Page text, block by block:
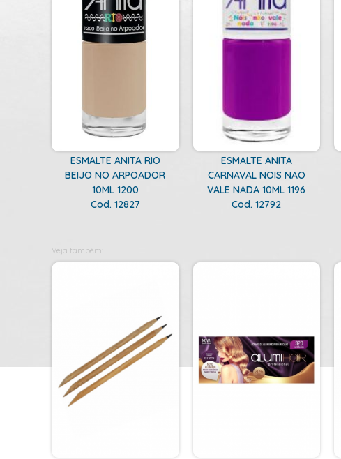
ESMALTE ANITA RIO
BEIJO NO ARPOADOR
10ML 1200
Cod. 12827
ESMALTE ANITA
CARNAVAL NOIS NAO
VALE NADA 10ML 1196
Cod. 12792
Veja também: